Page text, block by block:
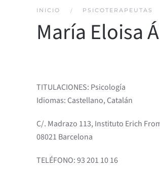
INICIO PSICOTERAPEUTAS
María Eloisa
TITULACIONES: Psicología
Idiomas: Castellano, Catalán
C/. Madrazo 113, Instituto Erich
08021 Barcelona
TELÉFONO: 93 201 10 16